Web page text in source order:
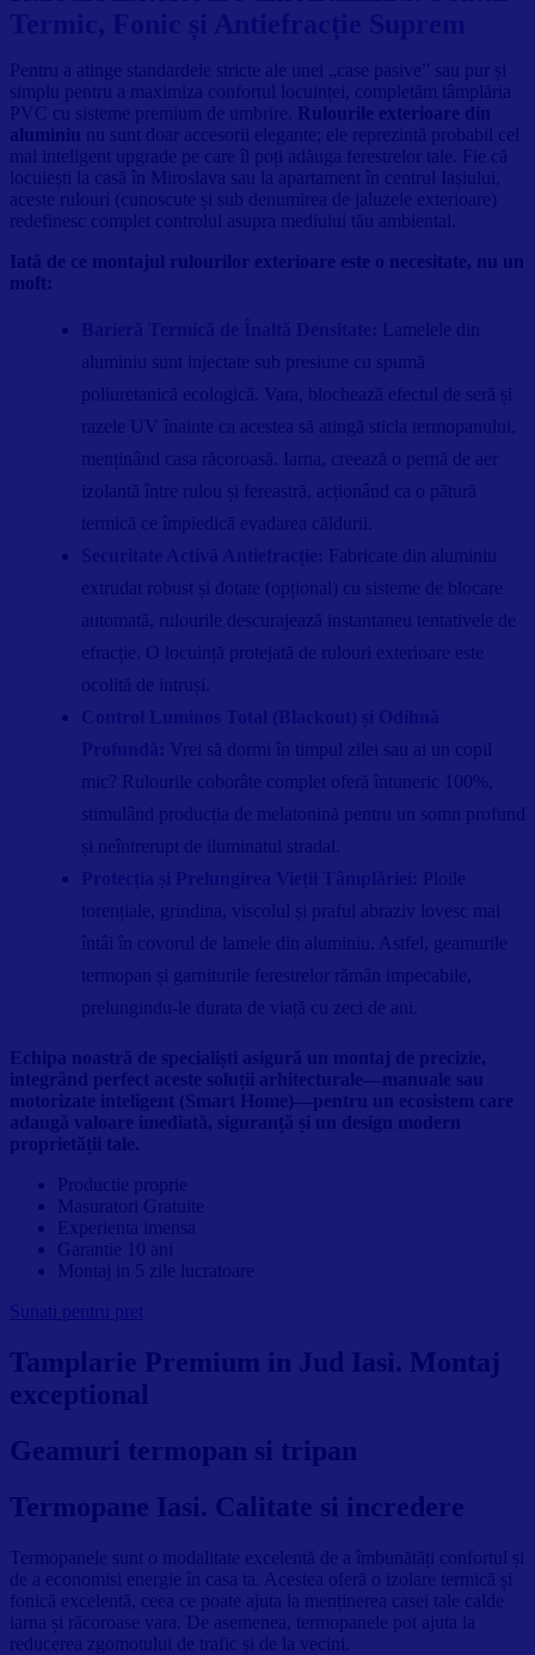
Pentru a atinge standardele stricte ale unei „case pasive” sau pur și
simplu pentru a maximiza confortul locuinței, completăm tâmplăria
PVC cu sisteme premium de umbrire.
Rulourile exterioare din
aluminiu
nu sunt doar accesorii elegante; ele reprezintă probabil cel
mai inteligent upgrade pe care îl poți adăuga ferestrelor tale. Fie că
locuiești la casă în Miroslava sau la apartament în centrul Iașiului,
aceste rulouri (cunoscute și sub denumirea de jaluzele exterioare)
redefinesc complet controlul asupra mediului tău ambiental.
Iată de ce montajul rulourilor exterioare este o necesitate, nu un
moft:
Lamelele din
aluminiu sunt injectate sub presiune cu spumă
poliuretanică ecologică. Vara, blochează efectul de seră și
razele UV înainte ca acestea să atingă sticla termopanului,
menținând casa răcoroasă. Iarna, creează o pernă de aer
izolantă între rulou și fereastră, acționând ca o pătură
termică ce împiedică evadarea căldurii.
Fabricate din aluminiu
extrudat robust și dotate (opțional) cu sisteme de blocare
automată, rulourile descurajează instantaneu tentativele de
efracție. O locuință protejată de rulouri exterioare este
ocolită de intruși.
Vrei să dormi în timpul zilei sau ai un copil
mic? Rulourile coborâte complet oferă întuneric 100%,
stimulând producția de melatonină pentru un somn profund
și neîntrerupt de iluminatul stradal.
Ploile
torențiale, grindina, viscolul și praful abraziv lovesc mai
întâi în covorul de lamele din aluminiu. Astfel, geamurile
termopan și garniturile ferestrelor rămân impecabile,
prelungindu-le durata de viață cu zeci de ani.
Productie proprie
Masuratori Gratuite
Experienta imensa
Garantie 10 ani
Montaj in 5 zile lucratoare
Sunati pentru pret
Tamplarie Premium in Jud Iasi. Montaj
exceptional
Geamuri termopan si tripan
Termopane Iasi. Calitate si incredere
Termopanele sunt o modalitate excelentă de a îmbunătăți confortul și
de a economisi energie în casa ta. Acestea oferă o izolare termică și
fonică excelentă, ceea ce poate ajuta la menținerea casei tale calde
iarna și răcoroase vara. De asemenea, termopanele pot ajuta la
reducerea zgomotului de trafic și de la vecini.